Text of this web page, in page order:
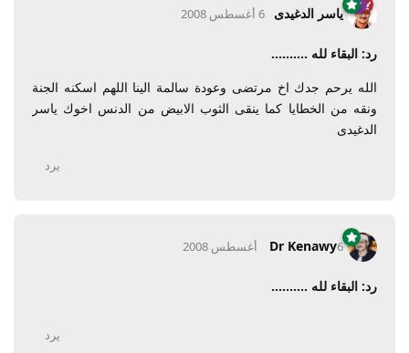
ياسر الدغيدى 6 أغسطس 2008
رد: البقاء لله ..........
الله يرحم جدك اخ مرتضى وعودة سالمة الينا اللهم اسكنه الجنة
ونقه من الخطايا كما ينقى الثوب الابيض من الدنس اخوك ياسر
الدغيدى
يرد
Dr Kenawy6 أغسطس 2008
رد: البقاء لله ..........
يرد